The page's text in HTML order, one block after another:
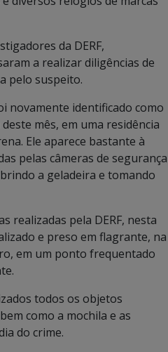
da DERF,
a realizar diligências de
pelo suspeito.
novamente identificado como
mês, em uma residência
Ele aparece bastante à
pelas câmeras de segurança
a geladeira e tomando
realizadas pela DERF, nesta
e preso em flagrante, na
em um ponto frequentado
todos os objetos
como a mochila e as
do crime.